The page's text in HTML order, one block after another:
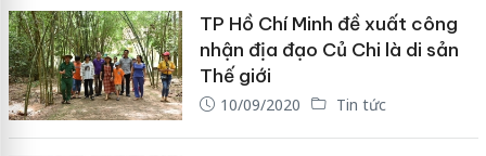
TP Hồ Chí Minh đề xuất công
nhận địa đạo Củ Chi là di sản
Thế giới
10/09/2020 Tin tức